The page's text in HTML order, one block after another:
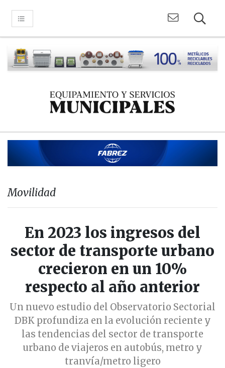
Movilidad
En 2023 los ingresos del
sector de transporte urbano
crecieron en un 10%
respecto al año anterior
Un nuevo estudio del Observatorio Sectorial
DBK profundiza en la evolución reciente y
las tendencias del sector de transporte
urbano de viajeros en autobús, metro y
tranvía/metro ligero